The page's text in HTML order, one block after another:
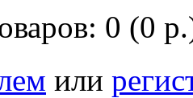
0 (0
или